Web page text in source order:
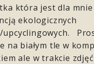
która jest dla mnie
ekologicznych
upcyclingowych.
na białym tle w
ale w trakcie zdjęć